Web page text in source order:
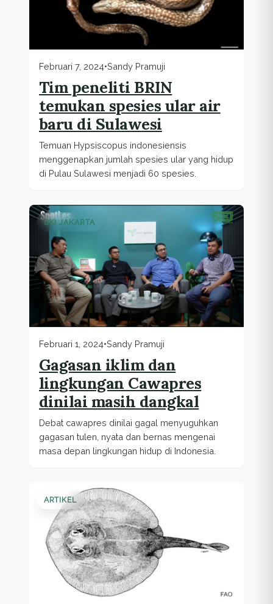
Februari 7, 2024•Sandy Pramuji
Tim peneliti BRIN
temukan spesies ular air
baru di Sulawesi
Temuan Hypsiscopus indonesiensis
menggenapkan jumlah spesies ular yang hidup
di Pulau Sulawesi menjadi 60 spesies.
DKI JAKARTA
Februari 1, 2024•Sandy Pramuji
Gagasan iklim dan
lingkungan Cawapres
dinilai masih dangkal
Debat cawapres dinilai gagal menyuguhkan
gagasan tulen, nyata dan bernas mengenai
masa depan lingkungan hidup di Indonesia.
ARTIKEL